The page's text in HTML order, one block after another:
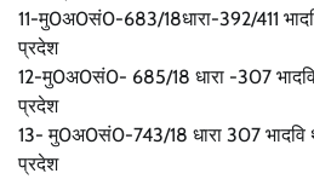
11-मु0अ0सं0-683/18धारा-392/411
प्रदेश
12-मु0अ0सं0- 685/18 धारा -307 भादवि
प्रदेश
13- मु0अ0सं0-743/18 धारा 307 भादवि
प्रदेश